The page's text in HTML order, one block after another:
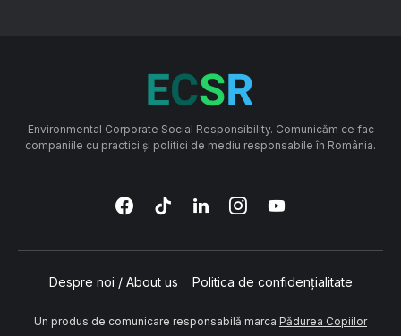
Environmental Corporate Social Responsibility. Comunicăm ce fac
companiile cu practici și politici de mediu responsabile în România.
Despre noi / About us Politica de confidențialitate
Un produs de comunicare responsabilă marca Pădurea Copiilor